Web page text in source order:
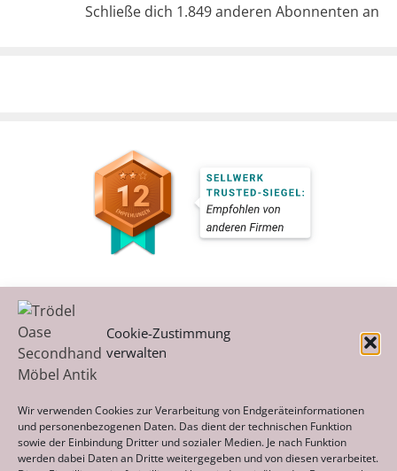
Cookie-Zustimmung
verwalten
Wir verwenden Cookies zur Verarbeitung von Endgeräteinformationen
und personenbezogenen Daten. Das dient der technischen Funktion
sowie der Einbindung Dritter und sozialer Medien. Je nach Funktion
werden dabei Daten an Dritte weitergegeben und von diesen verarbeitet.
Schließe dich 1.849 anderen Abonnenten an
Archiv